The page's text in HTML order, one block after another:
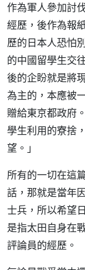
作為軍人參加討
經歷，後作為報
歷的日本人恐怕
的中國留學生交
後的企盼就是將
為主的，本應被
贈給東京都政府
學生利用的寮捨
望。」
所有的一切在這
話，那就是當年
士兵，所以希望
是指太田自身在
評論員的經歷。